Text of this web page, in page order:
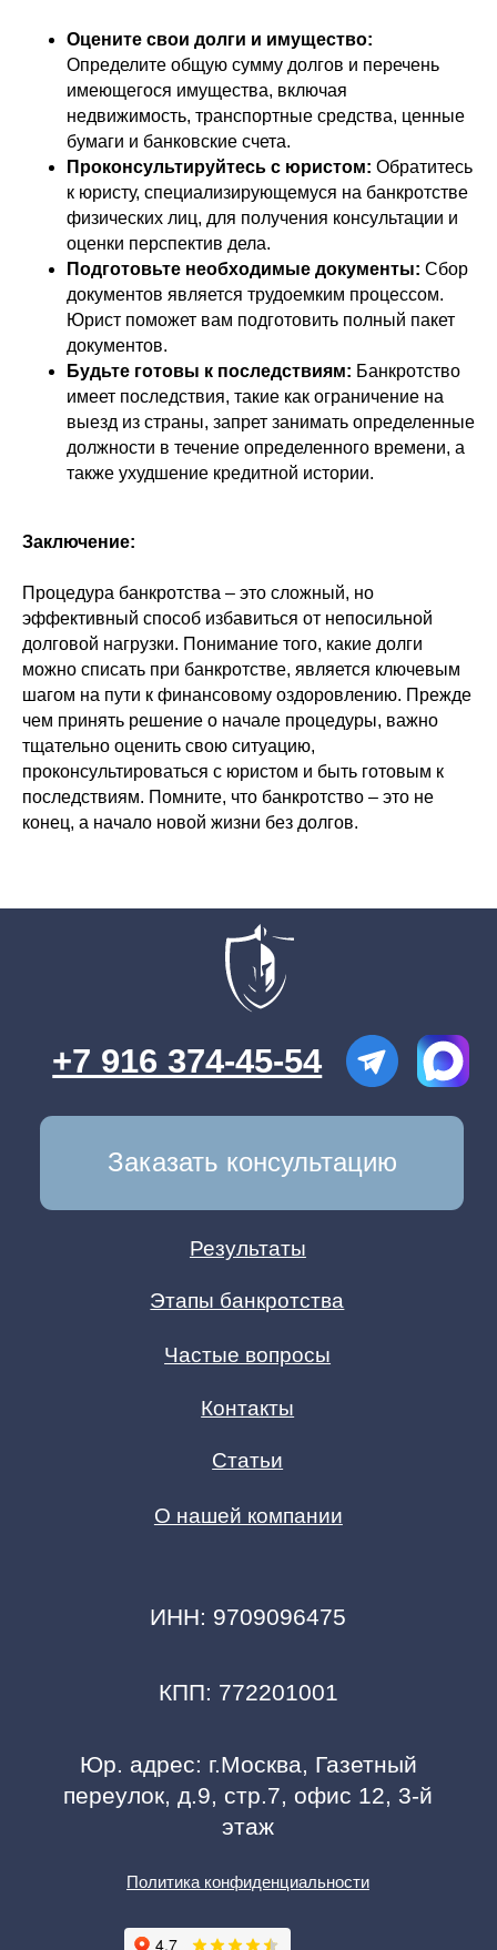
Оцените свои долги и имущество:
Определите общую сумму долгов и перечень
имеющегося имущества, включая
недвижимость, транспортные средства, ценные
бумаги и банковские счета.
Проконсультируйтесь с юристом: Обратитесь
к юристу, специализирующемуся на банкротстве
физических лиц, для получения консультации и
оценки перспектив дела.
Подготовьте необходимые документы: Сбор
документов является трудоемким процессом.
Юрист поможет вам подготовить полный пакет
документов.
Будьте готовы к последствиям: Банкротство
имеет последствия, такие как ограничение на
выезд из страны, запрет занимать определенные
должности в течение определенного времени, а
также ухудшение кредитной истории.
Заключение:
Процедура банкротства – это сложный, но
эффективный способ избавиться от непосильной
долговой нагрузки. Понимание того, какие долги
можно списать при банкротстве, является ключевым
шагом на пути к финансовому оздоровлению. Прежде
чем принять решение о начале процедуры, важно
тщательно оценить свою ситуацию,
проконсультироваться с юристом и быть готовым к
последствиям. Помните, что банкротство – это не
конец, а начало новой жизни без долгов.
Заказать консультацию
+7 916 374-45-54
ИНН: 9709096475
КПП: 772201001
Юр. адрес: г.Москва, Газетный
переулок, д.9, стр.7, офис 12, 3-й
этаж
Этапы банкротства
Результаты
Частые вопросы
Контакты
Статьи
Политика конфиденциальности